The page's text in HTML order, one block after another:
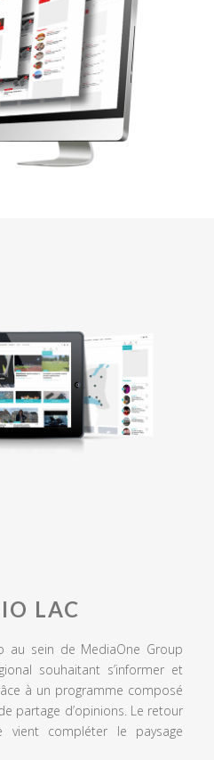
LAC
au sein de MediaOne Group
souhaitant s’informer et
à un programme composé
partage d’opinions. Le retour
compléter le paysage